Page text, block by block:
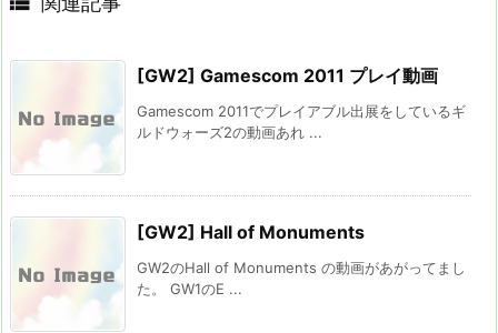
[GW2] Gamescom 2011 プレイ動画
Gamescom 2011でプレイアブル出展をしているギ
ルドウォーズ2の動画あれ ...
[GW2] Hall of Monuments
GW2のHall of Monuments の動画があがってまし
た。 GW1のE ...